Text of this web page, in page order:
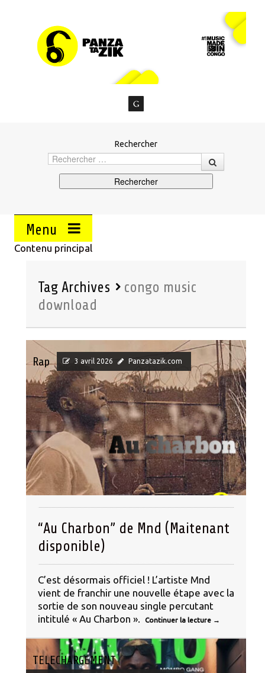
Rechercher
Menu
Contenu principal
Tag Archives
congo music
download
Rap 3 avril 2026 Panzatazik.com
“Au Charbon” de Mnd (Maitenant
disponible)
C’est désormais officiel ! L’artiste Mnd
vient de franchir une nouvelle étape avec la
sortie de son nouveau single percutant
intitulé « Au Charbon ».
Continuer la lecture →
TELECHARGEMENT